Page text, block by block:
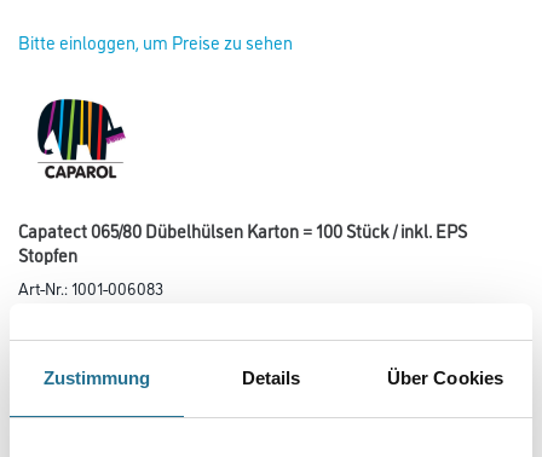
Zustimmung Details Über Cookies
Bitte einloggen, um Preise zu sehen
Capatect 065/80 Dübelhülsen Karton = 100 Stück / inkl. EPS
Stopfen
Art-Nr.:1001-006083
zugelassene Befestigung von WDVS mit Holzschraube in
Länge in centimeter